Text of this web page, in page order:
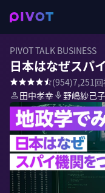
PIVOT TALK BUSINESS
日本はなぜスパ
(954)7,251
田中孝幸
野嶋紗己子